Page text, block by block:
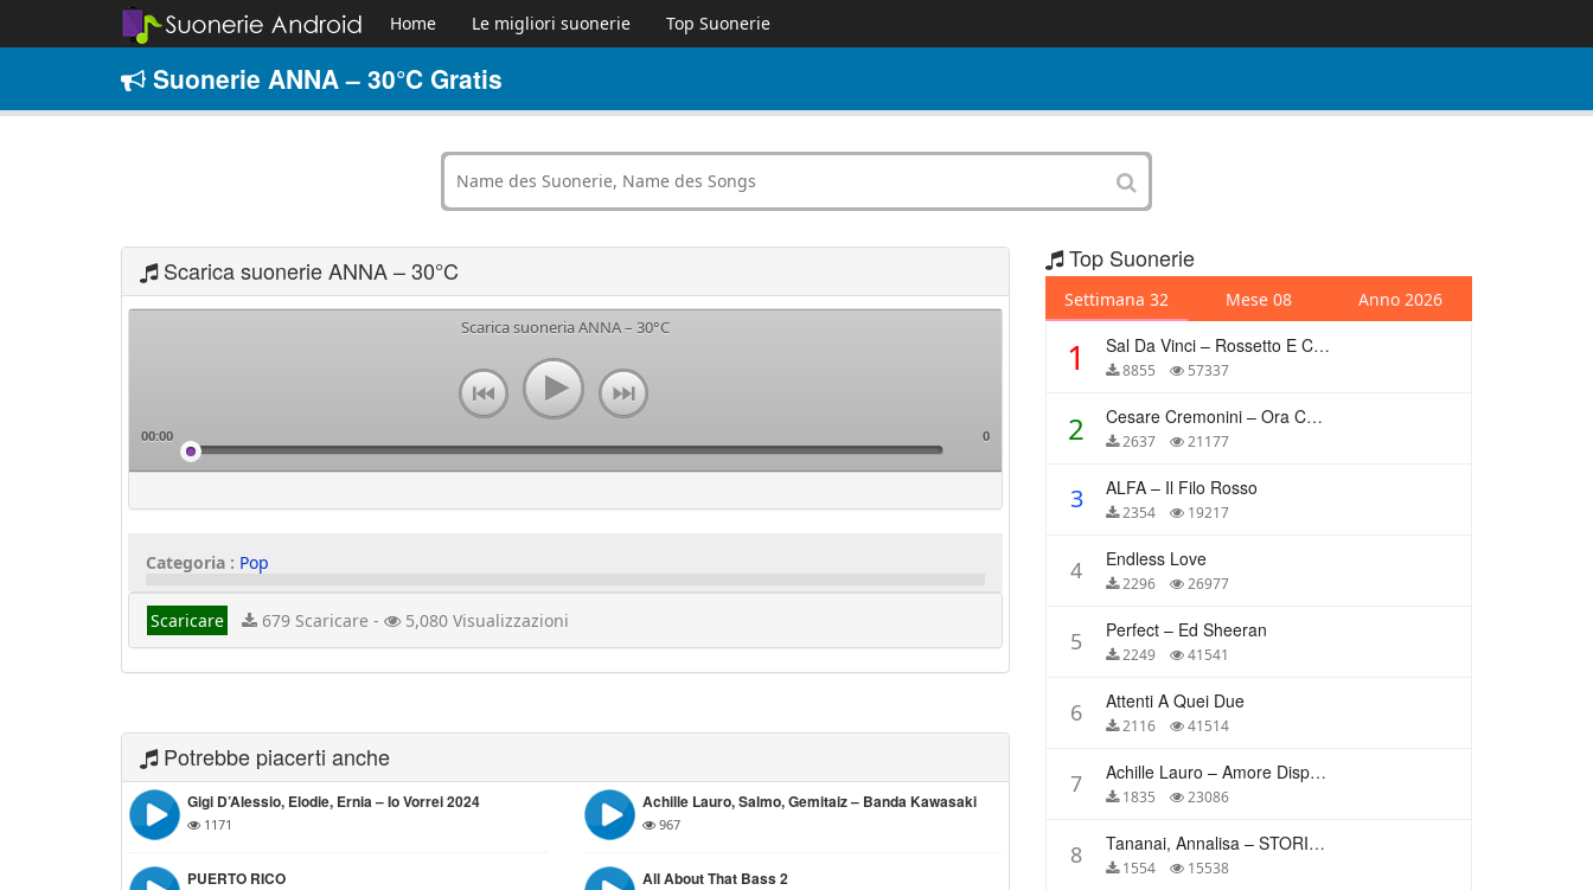
Home Le migliori suonerie Top Suonerie
Suonerie ANNA – 30°C Gratis
Scarica suonerie ANNA – 30°C
Scarica suoneria ANNA – 30°C
00:00 0
Categoria : Pop
Scaricare 679 Scaricare - 5,080 Visualizzazioni
Potrebbe piacerti anche
Gigi D’Alessio, Elodie, Ernia – Io Vorrei 2024
1171
Achille Lauro, Salmo, Gemitaiz – Banda Kawasaki
967
PUERTO RICO All About That Bass 2
Top Suonerie
Settimana 32 Mese 08 Anno 2026
1 Sal Da Vinci – Rossetto E Caffè
8855 57337
2 Cesare Cremonini – Ora Che Non Ho Più Te
2637 21177
3 ALFA – Il Filo Rosso
2354 19217
4 Endless Love
2296 26977
5 Perfect – Ed Sheeran
2249 41541
6 Attenti A Quei Due
2116 41514
7 Achille Lauro – Amore Disperato
1835 23086
8 Tananai, Annalisa – STORIE BREVI
1554 15538